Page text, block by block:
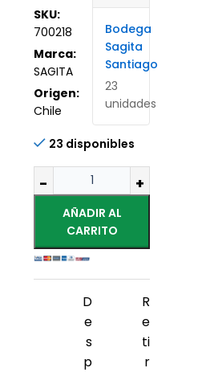
SKU:
700218
Marca:
SAGITA
Origen:
Chile
Bodega
Sagita
Santiago
23
unidades
23 disponibles
AÑADIR AL
CARRITO
D
e
s
p
R
e
ti
r